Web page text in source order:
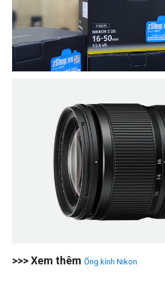
>>> Xem thêm Ống kính Nikon